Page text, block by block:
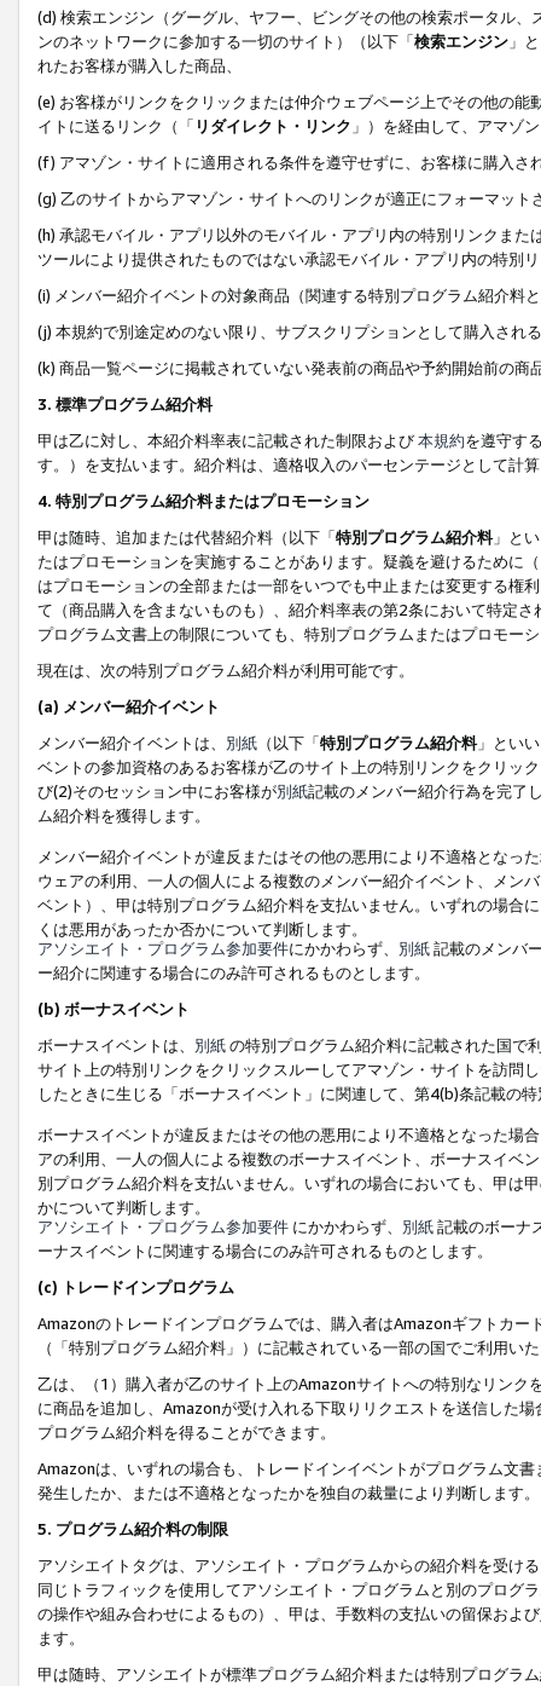
(d) 検索エンジン（グーグル、ヤフー、ビングその他の検索ポータル
ンのネットワークに参加する一切のサイト）（以下「検索エンジン 」
れたお客様が購入した商品、
(e) お客様がリンクをクリックまたは仲介ウェブページ上でその他の
イトに送るリンク（「 リダイレクト・リンク 」）を経由して、アマゾ
(f) アマゾン・サイトに適用される条件を遵守せずに、お客様に購入さ
(g) 乙のサイトからアマゾン・サイトへのリンクが適正にフォーマッ
(h) 承認モバイル・アプリ以外のモバイル・アプリ内の特別リンクま
ツールにより提供されたものではない承認モバイル・アプリ内の特別
(i) メンバー紹介イベントの対象商品（関連する特別プログラム紹介料
(j) 本規約で別途定めのない限り、サブスクリプションとして購入され
(k) 商品一覧ページに掲載されていない発表前の商品や予約開始前の商
3. 標準プログラム紹介料
甲は乙に対し、本紹介料率表に記載された制限および本規約を遵守す
す。）を支払います。紹介料は、適格収入のパーセンテージとして計
4. 特別プログラム紹介料またはプロモーション
甲は随時、追加または代替紹介料（以下「特別プログラム紹介料」と
たはプロモーションを実施することがあります。疑義を避けるために
はプロモーションの全部または一部をいつでも中止または変更する権
て（商品購入を含まないものも）、紹介料率表の第2条において特定
プログラム文書上の制限についても、特別プログラムまたはプロモー
現在は、次の特別プログラム紹介料が利用可能です。
(a) メンバー紹介イベント
メンバー紹介イベントは、 別紙 （以下「特別プログラム紹介料」とい
ベントの参加資格のあるお客様が乙のサイト上の特別リンクをクリッ
び(2)そのセッション中にお客様が別紙記載のメンバー紹介行為を完了
ム紹介料を獲得します。
メンバー紹介イベントが違反またはその他の悪用により不適格となっ
ウェアの利用、一人の個人による複数のメンバー紹介イベント、メン
ベント）、甲は特別プログラム紹介料を支払いません。いずれの場合
くは悪用があったか否かについて判断します。
アソシエイト・プログラム参加要件にかかわらず、 別紙記載のメンバ
ー紹介に関連する場合にのみ許可されるものとします。
(b) ボーナスイベント
ボーナスイベントは、 別紙の特別プログラム紹介料に記載された国で
サイト上の特別リンクをクリックスルーしてアマゾン・サイトを訪問
したときに生じる「ボーナスイベント」に関連して、第4(b)条記載の
ボーナスイベントが違反またはその他の悪用により不適格となった場
アの利用、一人の個人による複数のボーナスイベント、ボーナスイベ
別プログラム紹介料を支払いません。いずれの場合においても、甲は
かについて判断します。
アソシエイト・プログラム参加要件 にかかわらず、 別紙記載のボーナ
ーナスイベントに関連する場合にのみ許可されるものとします。
(c) トレードインプログラム
Amazonのトレードインプログラムでは、購入者はAmazonギフトカ
（「特別プログラム紹介料」）に記載されている一部の国でご利用い
乙は、（1）購入者が乙のサイト上のAmazonサイトへの特別なリン
に商品を追加し、Amazonが受け入れる下取りリクエストを送信した
プログラム紹介料を得ることができます。
Amazonは、いずれの場合も、トレードインイベントがプログラム文
発生したか、または不適格となったかを独自の裁量により判断します。
5. プログラム紹介料の制限
アソシエイトタグは、アソシエイト・プログラムからの紹介料を受け
同じトラフィックを使用してアソシエイト・プログラムと別のプログ
の操作や組み合わせによるもの）、甲は、手数料の支払いの留保およ
ます。
甲は随時、アソシエイトが標準プログラム紹介料または特別プログラ